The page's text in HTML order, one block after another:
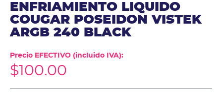
ENFRIAMIENTO LIQUIDO
COUGAR POSEIDON VISTEK
ARGB 240 BLACK
Precio EFECTIVO (incluido IVA):
$100.00